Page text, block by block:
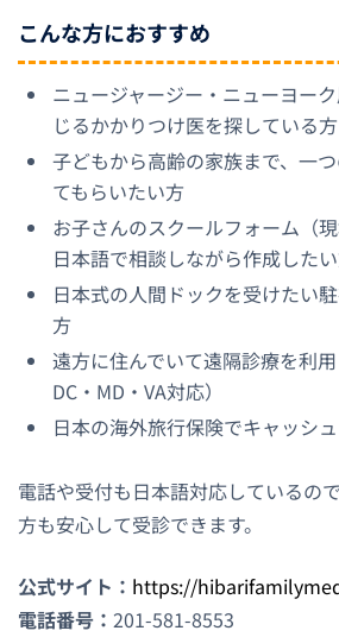
こんな方におすすめ
ニュージャージー・ニューヨー
じるかかりつけ医を探している方
子どもから高齢の家族まで、一
てもらいたい方
お子さんのスクールフォーム（
日本語で相談しながら作成した
日本式の人間ドックを受けたい
方
遠方に住んでいて遠隔診療を利
DC・MD・VA対応）
日本の海外旅行保険でキャッシ
電話や受付も日本語対応しているの
方も安心して受診できます。
公式サイト： https://
電話番号： 201-581-8553